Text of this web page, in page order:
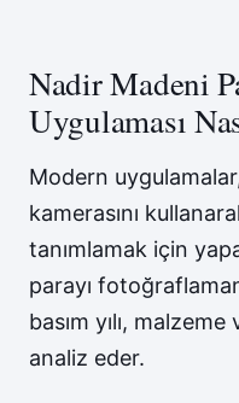
Nadir Madeni
Uygulaması
Modern
kamerasını
tanımlamak için
parayı
basım yılı,
analiz eder.